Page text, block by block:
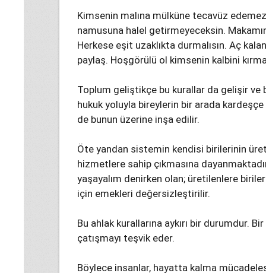
Kimsenin malına mülküne tecavüz
namusuna halel getirmeyeceksin.
Herkese eşit uzaklıkta durmalısın. Aç
paylaş. Hoşgörülü ol kimsenin kalbini
Toplum geliştikçe bu kurallar da gelişir ve
hukuk yoluyla bireylerin bir arada
de bunun üzerine inşa edilir.
Öte yandan sistemin kendisi birilerinin
hizmetlere sahip çıkmasına
yaşayalım denirken olan; üretilenlere
için emekleri değersizleştirilir.
Bu ahlak kurallarına aykırı bir durumdur.
çatışmayı teşvik eder.
Böylece insanlar, hayatta kalma